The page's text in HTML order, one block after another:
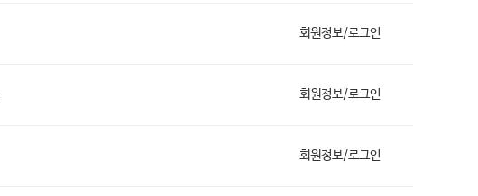
회원정보/로그인
회원정보/로그인
회원정보/로그인